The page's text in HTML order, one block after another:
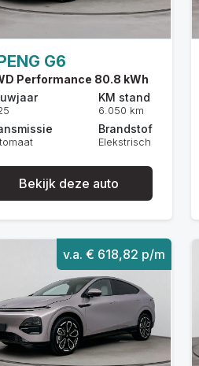
G6
Performance 80.8 kWh
KM stand
6.050 km
Brandstof
Elekstrisch
Bekijk deze auto
v.a. € 618,82 p/m